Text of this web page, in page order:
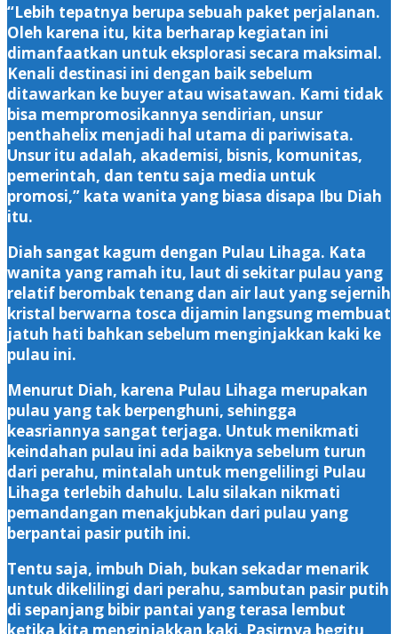
“Lebih tepatnya berupa sebuah paket perjalanan.
Oleh karena itu, kita berharap kegiatan ini
dimanfaatkan untuk eksplorasi secara maksimal.
Kenali destinasi ini dengan baik sebelum
ditawarkan ke buyer atau wisatawan. Kami tidak
bisa mempromosikannya sendirian, unsur
penthahelix menjadi hal utama di pariwisata.
Unsur itu adalah, akademisi, bisnis, komunitas,
pemerintah, dan tentu saja media untuk
promosi,” kata wanita yang biasa disapa Ibu Diah
itu.
Diah sangat kagum dengan Pulau Lihaga. Kata
wanita yang ramah itu, laut di sekitar pulau yang
relatif berombak tenang dan air laut yang sejernih
kristal berwarna tosca dijamin langsung membuat
jatuh hati bahkan sebelum menginjakkan kaki ke
pulau ini.
Menurut Diah, karena Pulau Lihaga merupakan
pulau yang tak berpenghuni, sehingga
keasriannya sangat terjaga. Untuk menikmati
keindahan pulau ini ada baiknya sebelum turun
dari perahu, mintalah untuk mengelilingi Pulau
Lihaga terlebih dahulu. Lalu silakan nikmati
pemandangan menakjubkan dari pulau yang
berpantai pasir putih ini.
Tentu saja, imbuh Diah, bukan sekadar menarik
untuk dikelilingi dari perahu, sambutan pasir putih
di sepanjang bibir pantai yang terasa lembut
ketika kita menginjakkan kaki. Pasirnya begitu